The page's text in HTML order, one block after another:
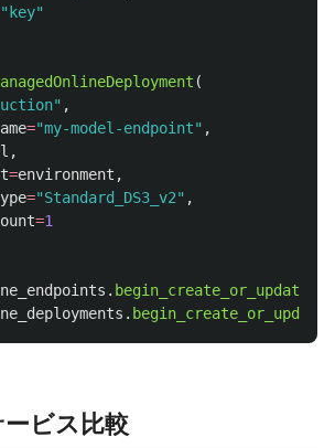
" key"
(
" ,
="my-model-endpoint" ,
,
=environment ,
="Standard_DS3_v2" ,
=1
. begin_create_or_update
. begin_create_or_update
ビス比較